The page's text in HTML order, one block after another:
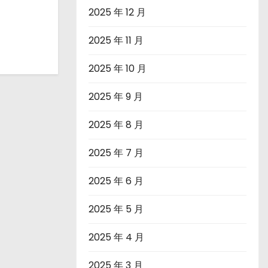
2025 年 12 月
2025 年 11 月
2025 年 10 月
2025 年 9 月
2025 年 8 月
2025 年 7 月
2025 年 6 月
2025 年 5 月
2025 年 4 月